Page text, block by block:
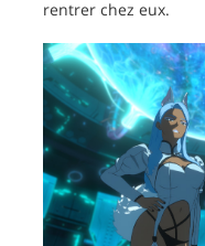
rentrer chez eux.